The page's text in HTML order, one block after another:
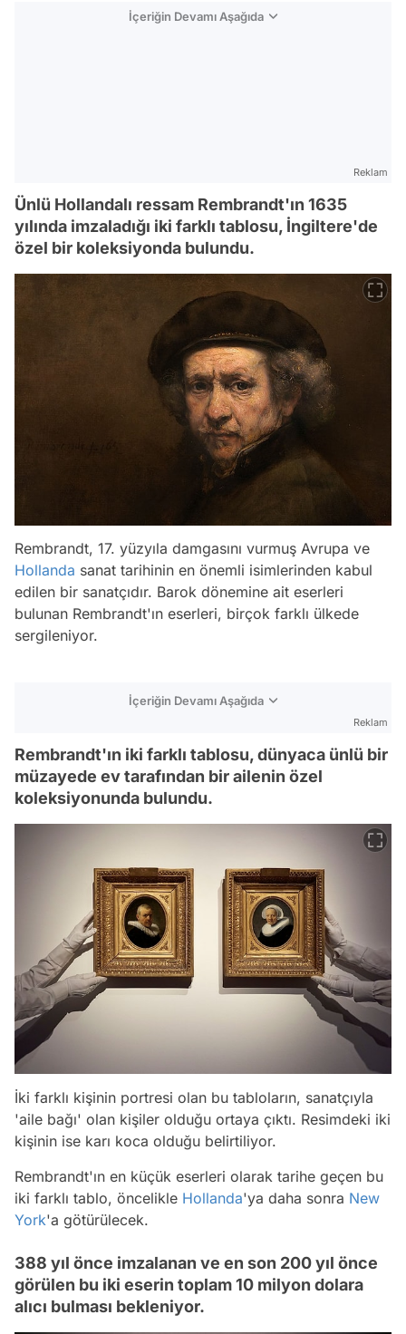
İçeriğin Devamı Aşağıda
Reklam
Ünlü Hollandalı ressam Rembrandt'ın 1635
yılında imzaladığı iki farklı tablosu, İngiltere'de
özel bir koleksiyonda bulundu.
Rembrandt, 17. yüzyıla damgasını vurmuş Avrupa ve
Hollanda sanat tarihinin en önemli isimlerinden kabul
edilen bir sanatçıdır. Barok dönemine ait eserleri
bulunan Rembrandt'ın eserleri, birçok farklı ülkede
sergileniyor.
İçeriğin Devamı Aşağıda
Reklam
Rembrandt'ın iki farklı tablosu, dünyaca ünlü bir
müzayede ev tarafından bir ailenin özel
koleksiyonunda bulundu.
İki farklı kişinin portresi olan bu tabloların, sanatçıyla
'aile bağı' olan kişiler olduğu ortaya çıktı. Resimdeki iki
kişinin ise karı koca olduğu belirtiliyor.
Rembrandt'ın en küçük eserleri olarak tarihe geçen bu
iki farklı tablo, öncelikle Hollanda'ya daha sonra New
York'a götürülecek.
388 yıl önce imzalanan ve en son 200 yıl önce
görülen bu iki eserin toplam 10 milyon dolara
alıcı bulması bekleniyor.